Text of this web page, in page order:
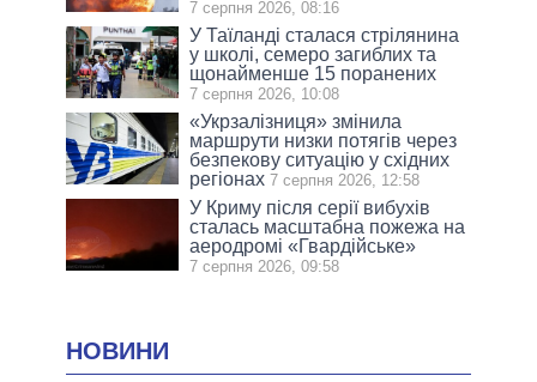
7 серпня 2026, 08:16
У Таїланді сталася стрілянина
у школі, семеро загиблих та
щонайменше 15 поранених
7 серпня 2026, 10:08
«Укрзалізниця» змінила
маршрути низки потягів через
безпекову ситуацію у східних
регіонах 7 серпня 2026, 12:58
У Криму після серії вибухів
сталась масштабна пожежа на
аеродромі «Гвардійське»
7 серпня 2026, 09:58
НОВИНИ